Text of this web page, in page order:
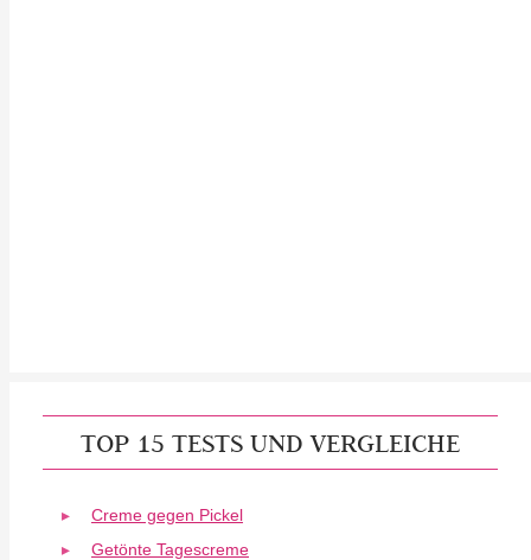
TOP 15 TESTS UND VERGLEICHE
Creme gegen Pickel
Getönte Tagescreme